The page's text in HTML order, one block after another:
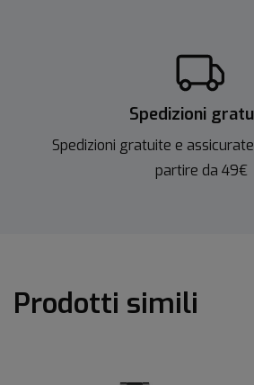
Spedizioni
Spedizioni gratuite e
partire da 49€
Prodotti simili